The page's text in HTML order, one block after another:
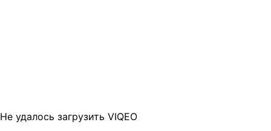
Не удалось загрузить VIQEO